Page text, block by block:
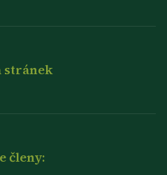
stránek
členy: